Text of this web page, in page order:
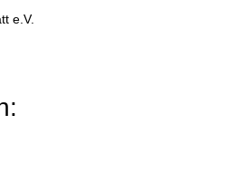
e.V.